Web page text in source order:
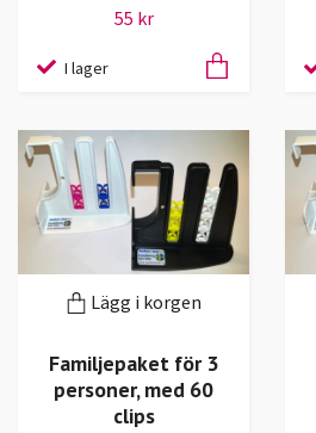
55 kr
I lager
Lägg i korgen
Familjepaket för 3
personer, med 60
clips